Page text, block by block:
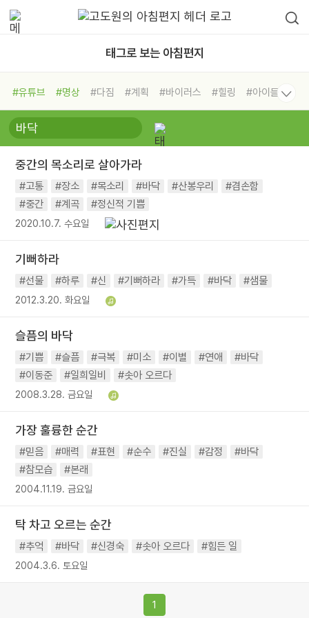
태그로 보는 아침편지
#유튜브 #명상 #다짐 #계획 #바이러스 #힐링
#아이들
#비전캠프
#독서캠프 #삶
#희망
#나눔 #친구 #링컨학교
#독서
#건강 #면역력
중간의 목소리로 살아가라
#고통 #장소 #목소리 #바닥 #산봉우리
#겸손함
#중간
#계곡 #정신적 기쁨
2020.10.7. 수요일
기뻐하라
#선물 #하루 #신 #기뻐하라 #가득 #바닥 #샘물
2012.3.20. 화요일
슬픔의 바닥
#기쁨 #슬픔 #극복 #미소 #이별 #연애
#바닥
#이동준
#일희일비 #솟아 오르다
2008.3.28. 금요일
가장 훌륭한 순간
#믿음 #매력 #표현 #순수 #진실 #감정
#바닥
#참모습
#본래
2004.11.19. 금요일
탁 차고 오르는 순간
#추억 #바닥 #신경숙 #솟아 오르다 #힘든 일
2004.3.6. 토요일
1